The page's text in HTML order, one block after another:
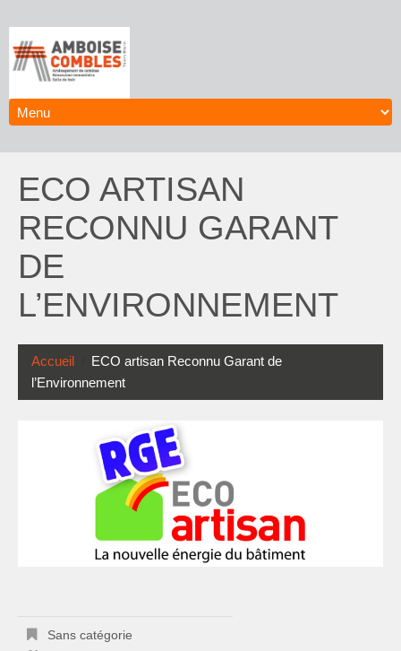
ECO ARTISAN
RECONNU GARANT
DE
L’ENVIRONNEMENT
Accueil
ECO artisan Reconnu Garant de
l’Environnement
Sans catégorie